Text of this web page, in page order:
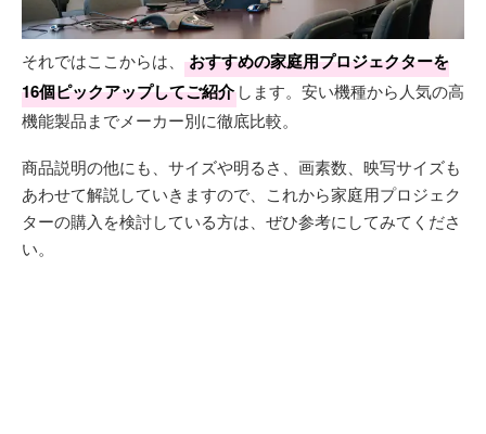
それではここからは、
おすすめの家庭用プロジェクターを
16個ピックアップしてご紹介 します。安い機種から人気の高
機能製品までメーカー別に徹底比較。
商品説明の他にも、サイズや明るさ、画素数、映写サイズも
あわせて解説していきますので、これから家庭用プロジェク
ターの購入を検討している方は、ぜひ参考にしてみてくださ
い。